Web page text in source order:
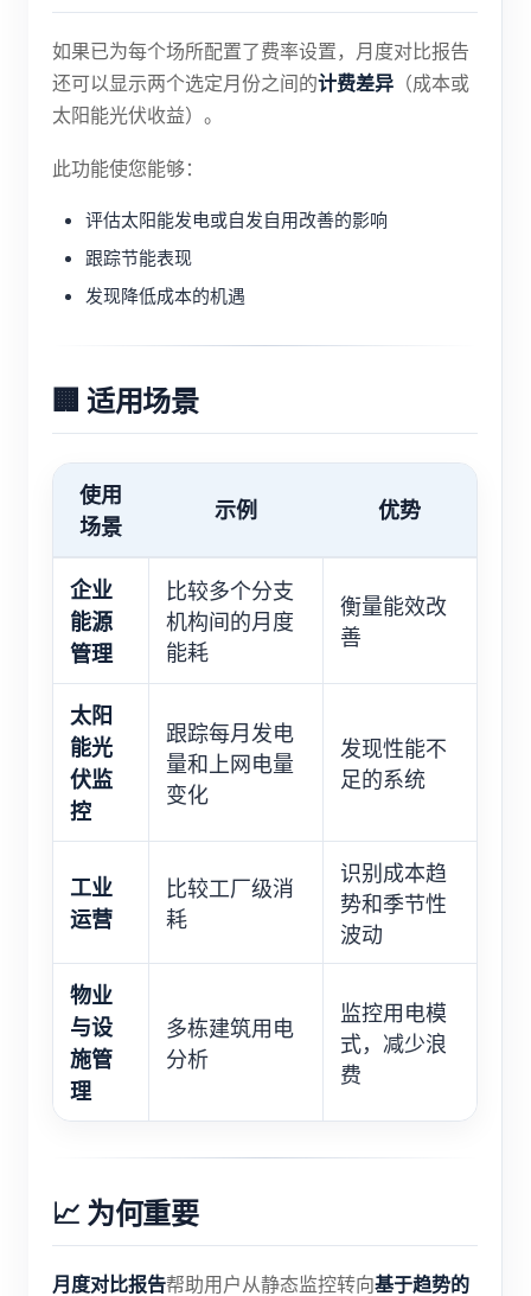
如果已为每个场所配置了费率设置，月度对比报告
还可以显示两个选定月份之间的计费差异 （成本或
太阳能光伏收益）。
此功能使您能够：
评估太阳能发电或自发自用改善的影响
跟踪节能表现
发现降低成本的机遇
🏢 适用场景
使用
场景
示例 优势
企业
能源
管理
比较多个分支
机构间的月度
能耗
衡量能效改
善
太阳
能光
伏监
控
跟踪每月发电
量和上网电量
变化
发现性能不
足的系统
工业
运营
比较工厂级消
耗
识别成本趋
势和季节性
波动
物业
与设
施管
理
多栋建筑用电
分析
监控用电模
式，减少浪
费
📈 为何重要
月度对比报告帮助用户从静态监控转向基于趋势的